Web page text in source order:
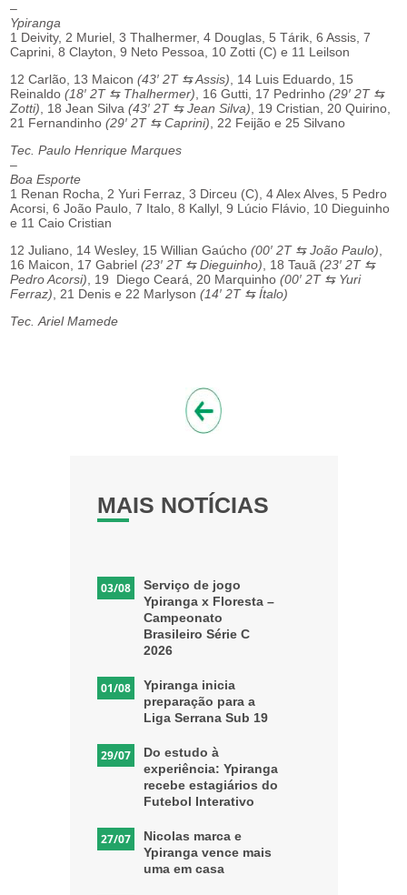
–
Ypiranga
1 Deivity, 2 Muriel, 3 Thalhermer, 4 Douglas, 5 Tárik, 6 Assis, 7
Caprini, 8 Clayton, 9 Neto Pessoa, 10 Zotti (C) e 11 Leilson
12 Carlão, 13 Maicon(43′ 2T ⇆ Assis) , 14 Luis Eduardo, 15
Reinaldo(18′ 2T ⇆ Thalhermer) , 16 Gutti, 17 Pedrinho(29′ 2T ⇆
Zotti) , 18 Jean Silva(43′ 2T ⇆ Jean Silva) , 19 Cristian, 20 Quirino,
21 Fernandinho(29′ 2T ⇆ Caprini) , 22 Feijão e 25 Silvano
Tec. Paulo Henrique Marques
–
Boa Esporte
1 Renan Rocha, 2 Yuri Ferraz, 3 Dirceu (C), 4 Alex Alves, 5 Pedro
Acorsi, 6 João Paulo, 7 Italo, 8 Kallyl, 9 Lúcio Flávio, 10 Dieguinho
e 11 Caio Cristian
12 Juliano, 14 Wesley, 15 Willian Gaúcho(00′ 2T ⇆ João Paulo)
16 Maicon, 17 Gabriel(23′ 2T ⇆ Dieguinho) , 18 Tauã(23′ 2T ⇆
Pedro Acorsi) , 19 Diego Ceará, 20 Marquinho(00′ 2T ⇆ Yuri
Ferraz) , 21 Denis e 22 Marlyson(14′ 2T ⇆ Ítalo)
Tec. Ariel Mamede
MAIS NOTÍCIAS
03/08
Serviço de jogo
Ypiranga x Floresta –
Campeonato
Brasileiro Série C
2026
01/08
Ypiranga inicia
preparação para a
Liga Serrana Sub 19
29/07
Do estudo à
experiência: Ypiranga
recebe estagiários do
Futebol Interativo
27/07
Nicolas marca e
Ypiranga vence mais
uma em casa